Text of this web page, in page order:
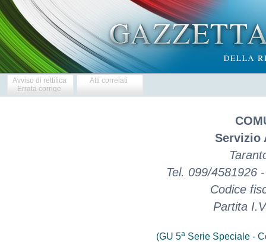
Avviso di rettifica
Errata corrige
Atti correlati
Servizio
Tel. 099/4581926
Codice
Partita
(GU 5a Serie Speciale -